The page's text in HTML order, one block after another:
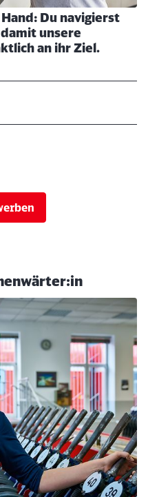
Du navigierst
unsere
an ihr Ziel.
Weiter